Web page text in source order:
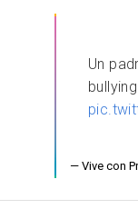
Un
— Vive con